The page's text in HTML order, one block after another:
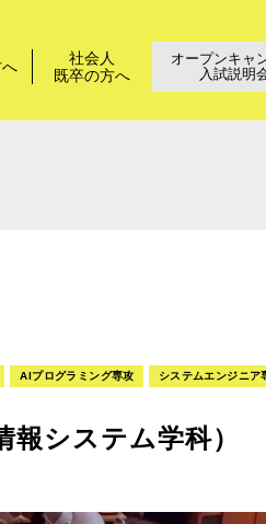
社会人
既卒の方へ
オープンキャ
入試説明
AIプログラミング専攻 システムエンジニア
システム学科）